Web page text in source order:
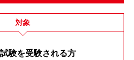
対象
験を受験される方